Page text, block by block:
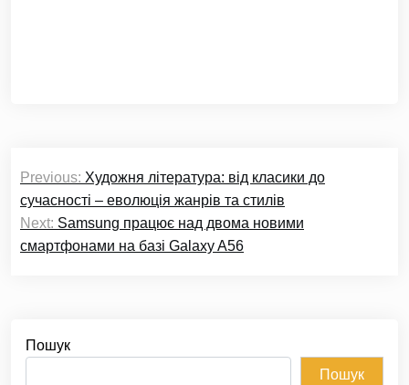
записів
Previous: Художня література: від класики до
сучасності – еволюція жанрів та стилів
Next: Samsung працює над двома новими
смартфонами на базі Galaxy A56
Пошук
Пошук